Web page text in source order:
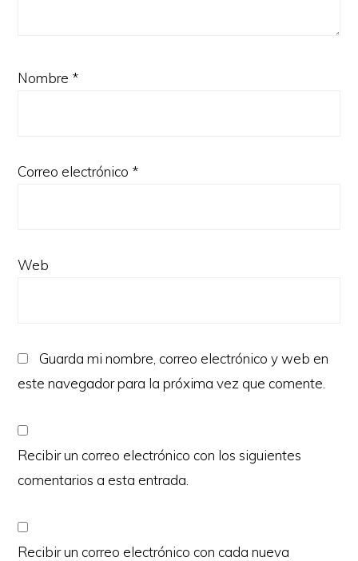
Nombre *
Correo electrónico *
Web
Guarda mi nombre, correo electrónico y web en
este navegador para la próxima vez que comente.
Recibir un correo electrónico con los siguientes
comentarios a esta entrada.
Recibir un correo electrónico con cada nueva